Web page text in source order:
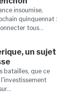
insoumise,
quinquennat :
tous...
un sujet
batailles, que ce